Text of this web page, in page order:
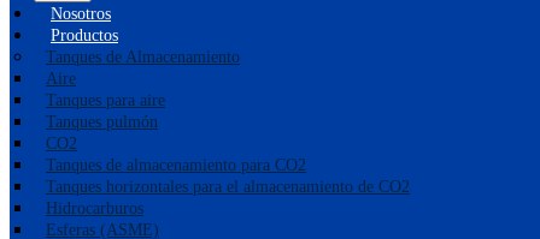
Nosotros
Productos
Tanques de Almacenamiento
Aire
Tanques para aire
Tanques pulmón
CO2
Tanques de almacenamiento para CO2
Tanques horizontales para el almacenamiento de CO2
Hidrocarburos
Esferas (ASME)